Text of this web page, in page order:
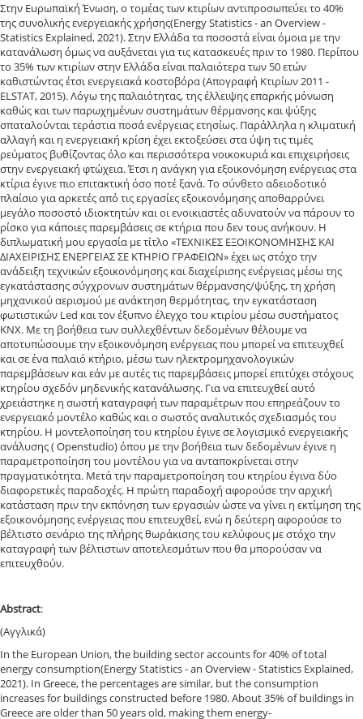
Στην Ευρωπαϊκή Ένωση, ο τομέας των κτιρίων αντιπροσωπεύει το 40%
της συνολικής ενεργειακής χρήσης(Energy Statistics - an Overview -
Statistics Explained, 2021). Στην Ελλάδα τα ποσοστά είναι όμοια με την
κατανάλωση όμως να αυξάνεται για τις κατασκευές πριν το 1980. Περίπου
το 35% των κτιρίων στην Ελλάδα είναι παλαιότερα των 50 ετών
καθιστώντας έτσι ενεργειακά κοστοβόρα (Απογραφή Κτιρίων 2011 -
ELSTAT, 2015). Λόγω της παλαιότητας, της έλλειψης επαρκής μόνωση
καθώς και των παρωχημένων συστημάτων θέρμανσης και ψύξης
σπαταλούνται τεράστια ποσά ενέργειας ετησίως. Παράλληλα η κλιματική
αλλαγή και η ενεργειακή κρίση έχει εκτοξεύσει στα ύψη τις τιμές
ρεύματος βυθίζοντας όλο και περισσότερα νοικοκυριά και επιχειρήσεις
στην ενεργειακή φτώχεια. Έτσι η ανάγκη για εξοικονόμηση ενέργειας στα
κτίρια έγινε πιο επιτακτική όσο ποτέ ξανά. Το σύνθετο αδειοδοτικό
πλαίσιο για αρκετές από τις εργασίες εξοικονόμησης αποθαρρύνει
μεγάλο ποσοστό ιδιοκτητών και οι ενοικιαστές αδυνατούν να πάρουν το
ρίσκο για κάποιες παρεμβάσεις σε κτήρια που δεν τους ανήκουν. Η
διπλωματική μου εργασία με τίτλο «ΤΕΧΝΙΚΕΣ ΕΞΟΙΚΟΝΟΜΗΣΗΣ ΚΑΙ
ΔΙΑΧΕΙΡΙΣΗΣ ΕΝΕΡΓΕΙΑΣ ΣΕ ΚΤΗΡΙΟ ΓΡΑΦΕΙΩΝ» έχει ως στόχο την
ανάδειξη τεχνικών εξοικονόμησης και διαχείρισης ενέργειας μέσω της
εγκατάστασης σύγχρονων συστημάτων θέρμανσης/ψύξης, τη χρήση
μηχανικού αερισμού με ανάκτηση θερμότητας, την εγκατάσταση
φωτιστικών Led και τον έξυπνο έλεγχο του κτιρίου μέσω συστήματος
ΚΝΧ. Με τη βοήθεια των συλλεχθέντων δεδομένων θέλουμε να
αποτυπώσουμε την εξοικονόμηση ενέργειας που μπορεί να επιτευχθεί
και σε ένα παλαιό κτήριο, μέσω των ηλεκτρομηχανολογικών
παρεμβάσεων και εάν με αυτές τις παρεμβάσεις μπορεί επιτύχει στόχους
κτηρίου σχεδόν μηδενικής κατανάλωσης. Για να επιτευχθεί αυτό
χρειάστηκε η σωστή καταγραφή των παραμέτρων που επηρεάζουν το
ενεργειακό μοντέλο καθώς και ο σωστός αναλυτικός σχεδιασμός του
κτηρίου. Η μοντελοποίηση του κτηρίου έγινε σε λογισμικό ενεργειακής
ανάλυσης ( Openstudio) όπου με την βοήθεια των δεδομένων έγινε η
παραμετροποίηση του μοντέλου για να ανταποκρίνεται στην
πραγματικότητα. Μετά την παραμετροποίηση του κτηρίου έγινα δύο
διαφορετικές παραδοχές. Η πρώτη παραδοχή αφορούσε την αρχική
κατάσταση πριν την εκπόνηση των εργασιών ώστε να γίνει η εκτίμηση της
εξοικονόμησης ενέργειας που επιτευχθεί, ενώ η δεύτερη αφορούσε το
βέλτιστο σενάριο της πλήρης θωράκισης του κελύφους με στόχο την
καταγραφή των βέλτιστων αποτελεσμάτων που θα μπορούσαν να
επιτευχθούν.
Abstract:
(Αγγλικά)
In the European Union, the building sector accounts for 40% of total
energy consumption(Energy Statistics - an Overview - Statistics Explained,
2021). In Greece, the percentages are similar, but the consumption
increases for buildings constructed before 1980. About 35% of buildings in
Greece are older than 50 years old, making them energy-